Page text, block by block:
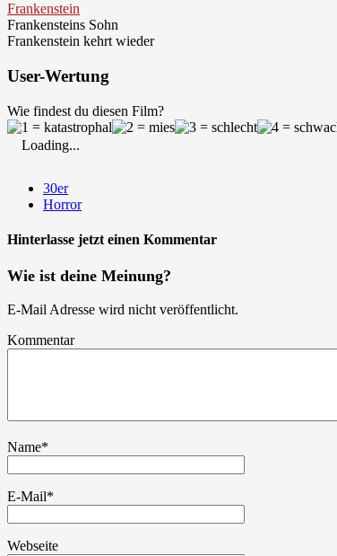
Frankenstein
Frankensteins Sohn
Frankenstein kehrt wieder
User-Wertung
Wie findest du diesen Film?
Loading...
30er
Horror
Hinterlasse jetzt einen Kommentar
Wie ist deine Meinung?
E-Mail Adresse wird nicht veröffentlicht.
Kommentar
Name*
E-Mail*
Webseite